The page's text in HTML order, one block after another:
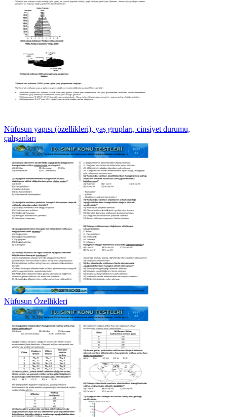
Nüfusun yapısı (özellikleri), yaş grupları, cinsiyet durumu,
çalışanları
Nüfusun Özellikleri